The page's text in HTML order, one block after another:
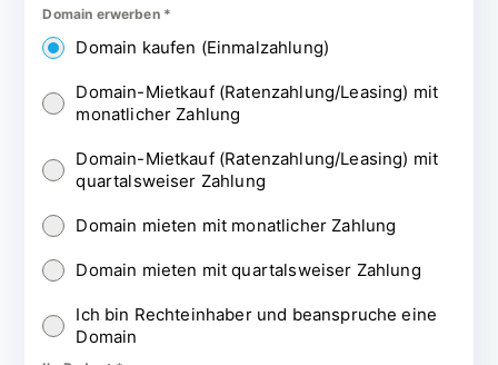
Domain erwerben *
Domain kaufen (Einmalzahlung)
Domain-Mietkauf (Ratenzahlung/Leasing) mit
monatlicher Zahlung
Domain-Mietkauf (Ratenzahlung/Leasing) mit
quartalsweiser Zahlung
Domain mieten mit monatlicher Zahlung
Domain mieten mit quartalsweiser Zahlung
Ich bin Rechteinhaber und beanspruche eine
Domain